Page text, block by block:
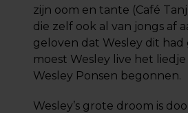
zijn oom en tante (Café
die zelf ook al van jongs af
geloven dat Wesley dit
moest Wesley live het
Wesley Ponsen begonnen.
Wesley’s grote droom is